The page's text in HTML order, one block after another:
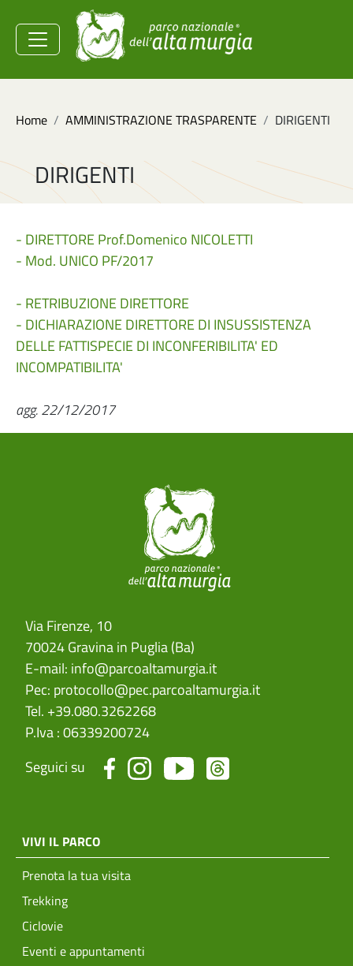
Salta al contenuto principale
della Sicurezza
Energetica
Home
AMMINISTRAZIONE TRASPARENTE DIRIGENTI
DIRIGENTI
- DIRETTORE Prof.Domenico NICOLETTI
- Mod. UNICO PF/2017
- RETRIBUZIONE DIRETTORE
- DICHIARAZIONE DIRETTORE DI INSUSSISTENZA
DELLE FATTISPECIE DI INCONFERIBILITA' ED
INCOMPATIBILITA'
agg. 22/12/2017
Via Firenze, 10
70024 Gravina in Puglia (Ba)
E-mail: info@parcoaltamurgia.it
Pec: protocollo@pec.parcoaltamurgia.it
Tel. +39.080.3262268
P.Iva : 06339200724
Seguici su
menu top footer
VIVI IL PARCO
Prenota la tua visita
Trekking
Ciclovie
Eventi e appuntamenti